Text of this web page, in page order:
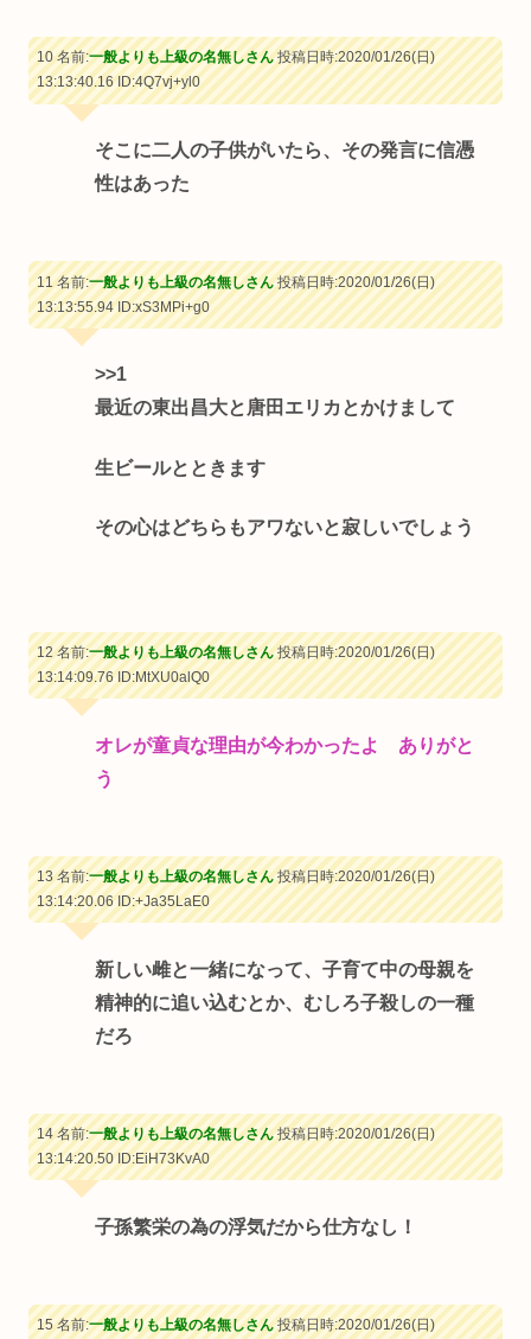
10 名前:一般よりも上級の名無しさん投稿日時:2020/01/26(日)
13:13:40.16ID:4Q7vj+yl0
そこに二人の子供がいたら、その発言に信憑
性はあった
11 名前:一般よりも上級の名無しさん投稿日時:2020/01/26(日)
13:13:55.94ID:xS3MPi+g0
>>1
最近の東出昌大と唐田エリカとかけまして
生ビールとときます
その心はどちらもアワないと寂しいでしょう
12 名前:一般よりも上級の名無しさん投稿日時:2020/01/26(日)
13:14:09.76ID:MtXU0alQ0
オレが童貞な理由が今わかったよ ありがと
う
13 名前:一般よりも上級の名無しさん投稿日時:2020/01/26(日)
13:14:20.06ID:+Ja35LaE0
新しい雌と一緒になって、子育て中の母親を
精神的に追い込むとか、むしろ子殺しの一種
だろ
14 名前:一般よりも上級の名無しさん投稿日時:2020/01/26(日)
13:14:20.50ID:EiH73KvA0
子孫繁栄の為の浮気だから仕方なし！
15 名前:一般よりも上級の名無しさん投稿日時:2020/01/26(日)